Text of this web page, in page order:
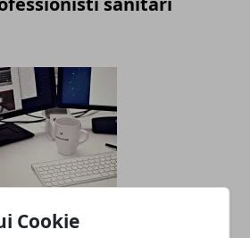
Cookiee Mondo del